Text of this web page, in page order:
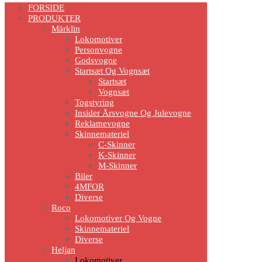
Up
FORSIDE
PRODUKTER
Märklin
Lokomotiver
Personvogne
Godsvogne
Startsæt Og Vognsæt
Startsæt
Vognsæt
Togstyring
Insider Årsvogne Og Julevogne
Reklamevogne
Skinnemateriel
C-Skinner
K-Skinner
M-Skinner
Biler
4MFOR
Diverse
Roco
Lokomotiver Og Vogne
Skinnemateriel
Diverse
Heljan